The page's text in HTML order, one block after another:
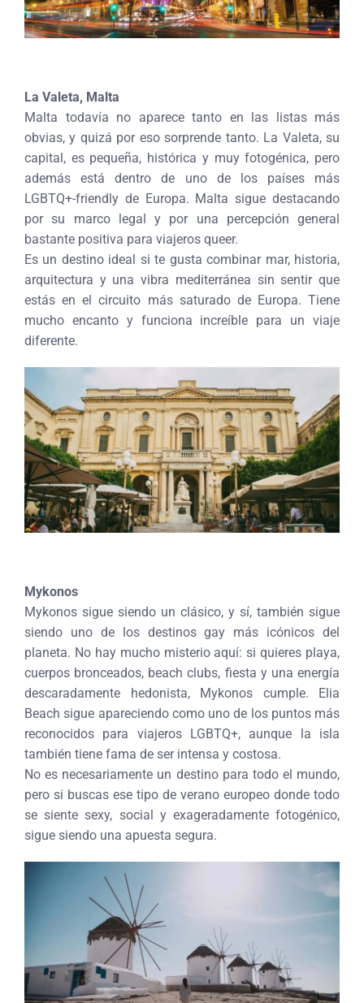
La Valeta, Malta
Malta todavía no aparece tanto en las listas más
obvias, y quizá por eso sorprende tanto. La Valeta, su
capital, es pequeña, histórica y muy fotogénica, pero
además está dentro de uno de los países más
LGBTQ+-friendly de Europa. Malta sigue destacando
por su marco legal y por una percepción general
bastante positiva para viajeros queer.
Es un destino ideal si te gusta combinar mar, historia,
arquitectura y una vibra mediterránea sin sentir que
estás en el circuito más saturado de Europa. Tiene
mucho encanto y funciona increíble para un viaje
diferente.
Mykonos
Mykonos sigue siendo un clásico, y sí, también sigue
siendo uno de los destinos gay más icónicos del
planeta. No hay mucho misterio aquí: si quieres playa,
cuerpos bronceados, beach clubs, fiesta y una energía
descaradamente hedonista, Mykonos cumple. Elia
Beach sigue apareciendo como uno de los puntos más
reconocidos para viajeros LGBTQ+, aunque la isla
también tiene fama de ser intensa y costosa.
No es necesariamente un destino para todo el mundo,
pero si buscas ese tipo de verano europeo donde todo
se siente sexy, social y exageradamente fotogénico,
sigue siendo una apuesta segura.